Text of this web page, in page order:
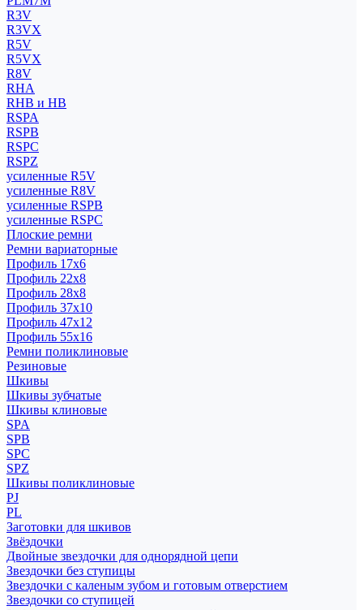
R3V
R3VX
R5V
R5VX
R8V
RHA
RHB и HB
RSPA
RSPB
RSPC
RSPZ
усиленные R5V
усиленные R8V
усиленные RSPB
усиленные RSPC
Плоские ремни
Ремни вариаторные
Профиль 17x6
Профиль 22x8
Профиль 28x8
Профиль 37x10
Профиль 47x12
Профиль 55x16
Ремни поликлиновые
Резиновые
Шкивы
Шкивы зубчатые
Шкивы клиновые
SPA
SPB
SPC
SPZ
Шкивы поликлиновые
PJ
PL
Заготовки для шкивов
Звёздочки
Двойные звездочки для однорядной цепи
Звездочки без ступицы
Звездочки с каленым зубом и готовым отверстием
Звездочки со ступицей